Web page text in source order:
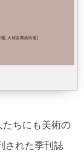
たちにも美術の
された季刊誌